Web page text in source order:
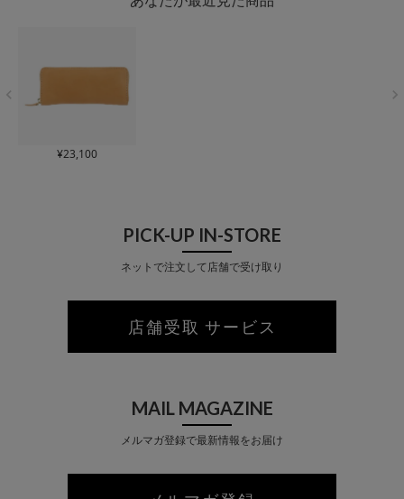
¥23,100
PICK-UP IN-STORE
ネットで注文して店舗で受け取り
店舗受取 サービス
MAIL MAGAZINE
メルマガ登録で最新情報をお届け